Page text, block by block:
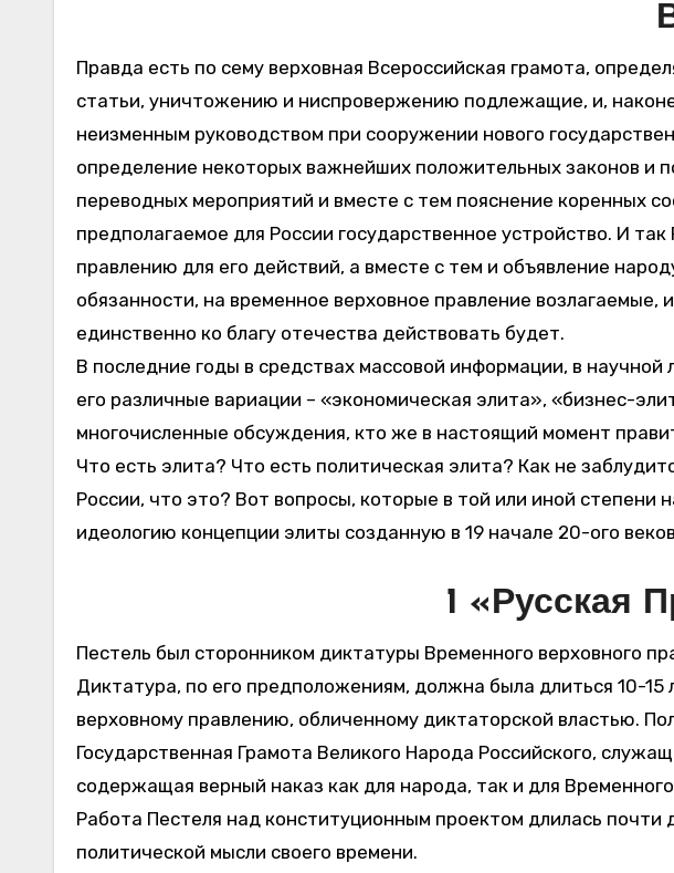
Правда есть по сему верховная Всероссийская грамота, определяющая все перемены, в государстве последовать имеющие, все предметы и
статьи, уничтожению и ниспровержению подлежащие, и,
неизменным руководством при сооружении нового
определение некоторых важнейших положительных законов и
переводных мероприятий и вместе с тем пояснение коренных
предполагаемое для России государственное устройство. И
правлению для его действий, а вместе с тем и объявление
обязанности, на временное верховное правление
единственно ко благу отечества действовать будет.
В последние годы в средствах массовой информации, в
его различные вариации – «экономическая элита», «бизнес-
многочисленные обсуждения, кто же в настоящий момент
Что есть элита? Что есть политическая элита? Как не
России, что это? Вот вопросы, которые в той или иной
идеологию концепции элиты созданную в 19 начале 20-ого
1 «Русская
Пестель был сторонником диктатуры Временного верховного
Диктатура, по его предположениям, должна была длиться 10-
верховному правлению, обличенному диктаторской властью.
Государственная Грамота Великого Народа Российского,
содержащая верный наказ как для народа, так и для
Работа Пестеля над конституционным проектом длилась почти
политической мысли своего времени.